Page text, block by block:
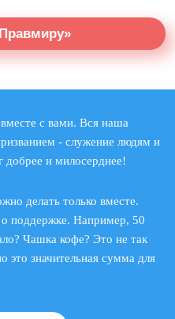
с вами. Вся наша
- служение людям и
добрее и милосерднее!
делать только вместе.
поддержке. Например, 50
Чашка кофе? Это не так
это значительная сумма для